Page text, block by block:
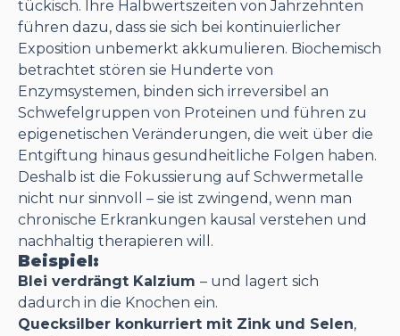
tückisch. Ihre Halbwertszeiten von Jahrzehnten
führen dazu, dass sie sich bei kontinuierlicher
Exposition unbemerkt akkumulieren. Biochemisch
betrachtet stören sie Hunderte von
Enzymsystemen, binden sich irreversibel an
Schwefelgruppen von Proteinen und führen zu
epigenetischen Veränderungen, die weit über die
Entgiftung hinaus gesundheitliche Folgen haben.
Deshalb ist die Fokussierung auf Schwermetalle
nicht nur sinnvoll – sie ist zwingend, wenn man
chronische Erkrankungen kausal verstehen und
nachhaltig therapieren will.
Beispiel:
Blei verdrängt Kalzium – und lagert sich
dadurch in die Knochen ein.
Quecksilber konkurriert mit Zink und Selen,